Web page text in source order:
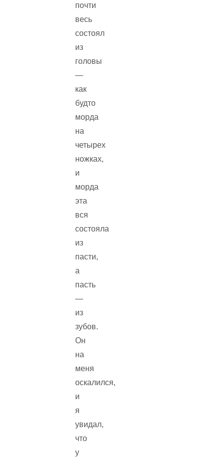
почти
весь
состоял
из
головы
—
как
будто
морда
на
четырех
ножках,
и
морда
эта
вся
состояла
из
пасти,
а
пасть
—
из
зубов.
Он
на
меня
оскалился,
и
я
увидал,
что
у